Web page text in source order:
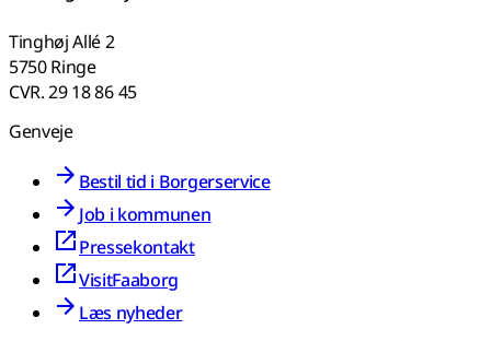
Tinghøj Allé 2
5750 Ringe
CVR. 29 18 86 45
Genveje
Bestil tid i Borgerservice
Job i kommunen
Pressekontakt
VisitFaaborg
Læs nyheder